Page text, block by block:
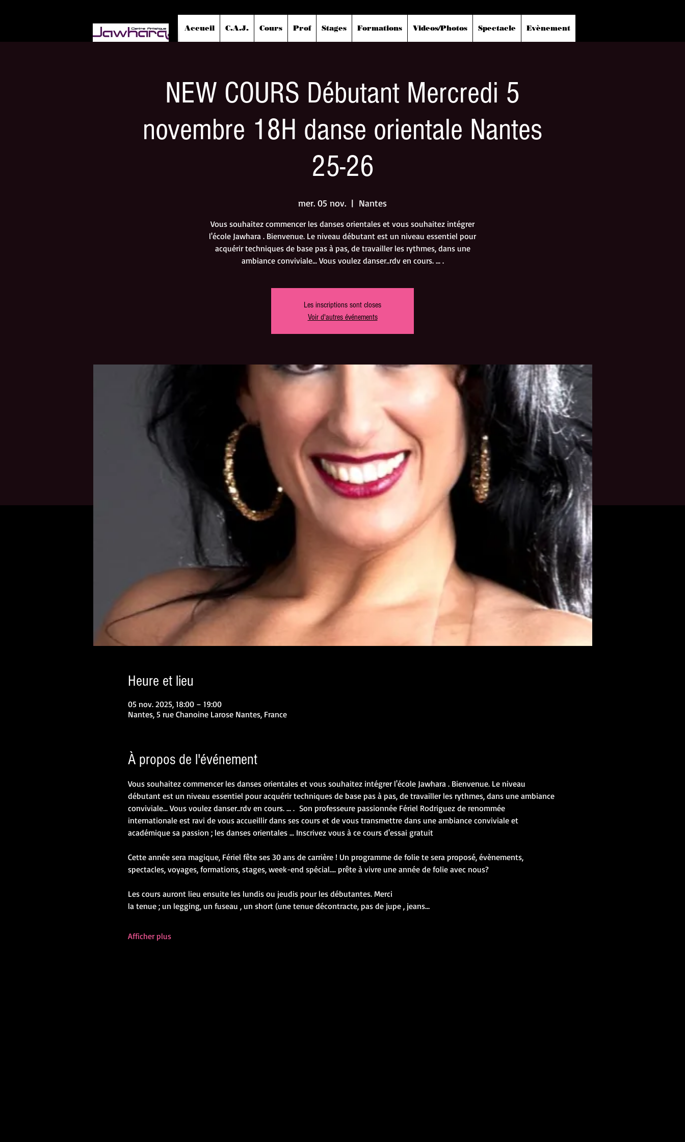
Accueil C.A.J. Cours Prof Stages Formations Videos/Photos Spectacle Evènement
NEW COURS Débutant Mercredi 5
novembre 18H danse orientale Nantes
25-26
mer. 05 nov.
  |
Nantes
Vous souhaitez commencer les danses orientales et vous souhaitez intégrer
l'école Jawhara . Bienvenue. Le niveau débutant est un niveau essentiel pour
acquérir techniques de base pas à pas, de travailler les rythmes, dans une
ambiance conviviale... Vous voulez danser..rdv en cours. ... .
Les inscriptions sont closes
Voir d'autres événements
Heure et lieu
05 nov. 2025, 18:00 – 19:00
Nantes, 5 rue Chanoine Larose Nantes, France
À propos de l'événement
Vous souhaitez commencer les danses orientales et vous souhaitez intégrer l'école Jawhara . Bienvenue. Le niveau
débutant est un niveau essentiel pour acquérir techniques de base pas à pas, de travailler les rythmes, dans une ambiance
conviviale... Vous voulez danser..rdv en cours. ... .  Son professeure passionnée Fériel Rodriguez de renommée
internationale est ravi de vous accueillir dans ses cours et de vous transmettre dans une ambiance conviviale et
académique sa passion ; les danses orientales ... Inscrivez vous à ce cours d'essai gratuit
Cette année sera magique, Fériel fête ses 30 ans de carrière ! Un programme de folie te sera proposé, évènements,
spectacles, voyages, formations, stages, week-end spécial.... prête à vivre une année de folie avec nous?
Les cours auront lieu ensuite les lundis ou jeudis pour les débutantes. Merci
la tenue ; un legging, un fuseau , un short (une tenue décontracte, pas de jupe , jeans…
Afficher plus